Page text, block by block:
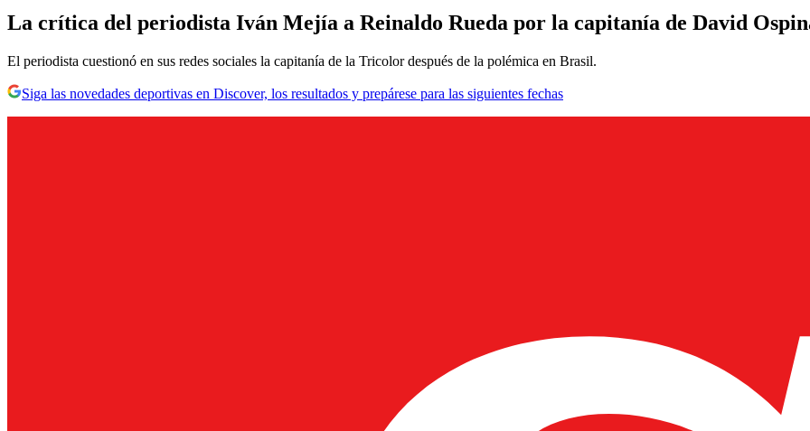
La crítica del periodista Iván Mejía a Reinaldo Rueda por la capitanía de David
El periodista cuestionó en sus redes sociales la capitanía de la Tricolor después de la polémica en Brasil.
Siga las novedades deportivas en Discover, los resultados y prepárese para las siguientes fechas